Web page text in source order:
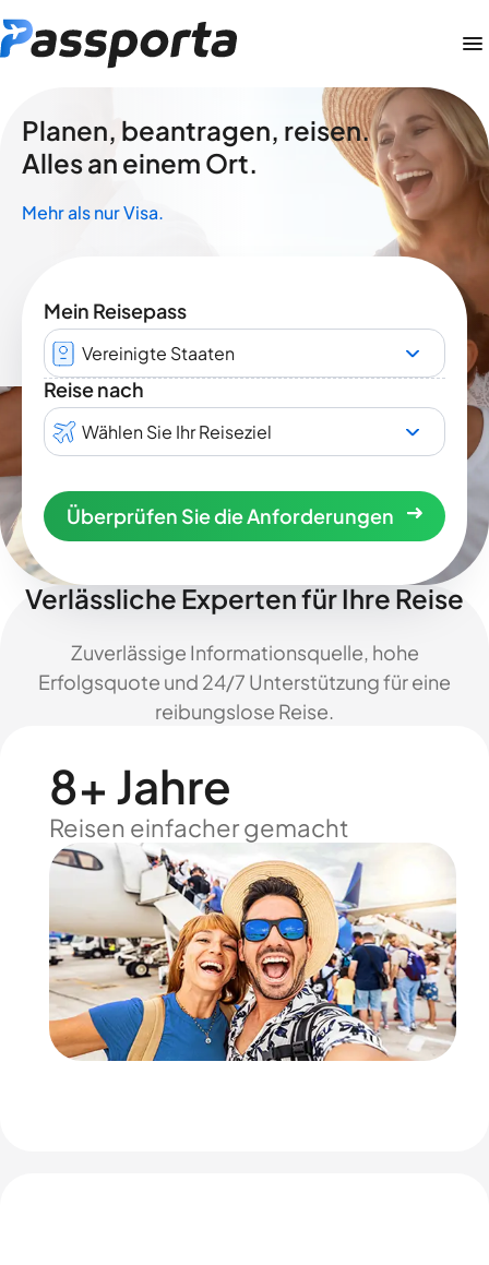
Planen, beantragen, reisen.
Alles an einem Ort.
Mehr als nur Visa.
Mein Reisepass
Vereinigte Staaten
Reise nach
Wählen Sie Ihr Reiseziel
Überprüfen Sie die Anforderungen
Verlässliche Experten für Ihre Reise
Zuverlässige Informationsquelle, hohe
Erfolgsquote und 24/7 Unterstützung für eine
reibungslose Reise.
8+ Jahre
Reisen einfacher gemacht